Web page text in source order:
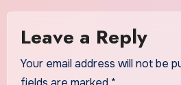
Leave a Reply
Your email address will not be